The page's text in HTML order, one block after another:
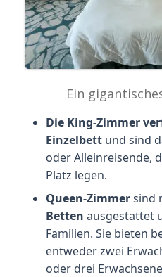
Ein
Die King-Zimmer
Einzelbettund sind
oder Alleinreisende,
Platz legen.
Queen-Zimmersind
Betten ausgestattet
Familien. Sie bieten
entweder zwei
oder drei